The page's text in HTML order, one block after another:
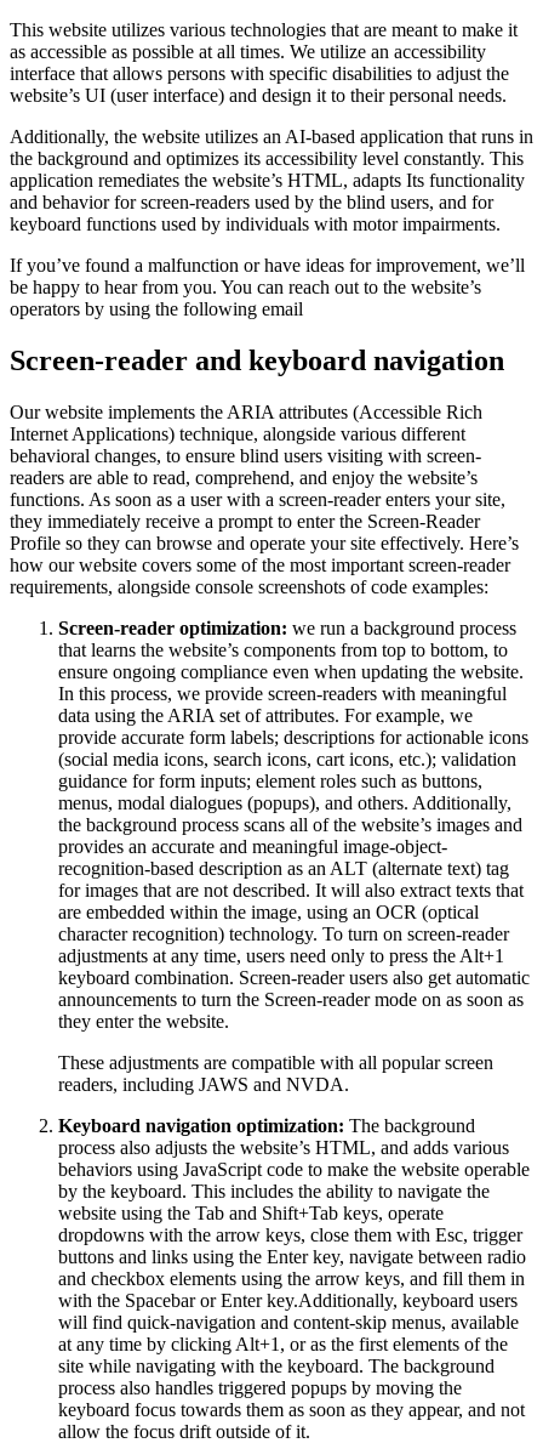
This website utilizes various technologies that are meant to make it
as accessible as possible at all times. We utilize an accessibility
interface that allows persons with specific disabilities to adjust the
website’s UI (user interface) and design it to their personal needs.
Additionally, the website utilizes an AI-based application that runs in
the background and optimizes its accessibility level constantly. This
application remediates the website’s HTML, adapts Its functionality
and behavior for screen-readers used by the blind users, and for
keyboard functions used by individuals with motor impairments.
If you’ve found a malfunction or have ideas for improvement, we’ll
be happy to hear from you. You can reach out to the website’s
operators by using the following email
Screen-reader and keyboard navigation
Our website implements the ARIA attributes (Accessible Rich
Internet Applications) technique, alongside various different
behavioral changes, to ensure blind users visiting with screen-
readers are able to read, comprehend, and enjoy the website’s
functions. As soon as a user with a screen-reader enters your site,
they immediately receive a prompt to enter the Screen-Reader
Profile so they can browse and operate your site effectively. Here’s
how our website covers some of the most important screen-reader
requirements, alongside console screenshots of code examples:
Screen-reader optimization: we run a background process
that learns the website’s components from top to bottom, to
ensure ongoing compliance even when updating the website.
In this process, we provide screen-readers with meaningful
data using the ARIA set of attributes. For example, we
provide accurate form labels; descriptions for actionable icons
(social media icons, search icons, cart icons, etc.); validation
guidance for form inputs; element roles such as buttons,
menus, modal dialogues (popups), and others. Additionally,
the background process scans all of the website’s images and
provides an accurate and meaningful image-object-
recognition-based description as an ALT (alternate text) tag
for images that are not described. It will also extract texts that
are embedded within the image, using an OCR (optical
character recognition) technology. To turn on screen-reader
adjustments at any time, users need only to press the Alt+1
keyboard combination. Screen-reader users also get automatic
announcements to turn the Screen-reader mode on as soon as
they enter the website.
These adjustments are compatible with all popular screen
readers, including JAWS and NVDA.
Keyboard navigation optimization: The background
process also adjusts the website’s HTML, and adds various
behaviors using JavaScript code to make the website operable
by the keyboard. This includes the ability to navigate the
website using the Tab and Shift+Tab keys, operate
dropdowns with the arrow keys, close them with Esc, trigger
buttons and links using the Enter key, navigate between radio
and checkbox elements using the arrow keys, and fill them in
with the Spacebar or Enter key.Additionally, keyboard users
will find quick-navigation and content-skip menus, available
at any time by clicking Alt+1, or as the first elements of the
site while navigating with the keyboard. The background
process also handles triggered popups by moving the
keyboard focus towards them as soon as they appear, and not
allow the focus drift outside of it.